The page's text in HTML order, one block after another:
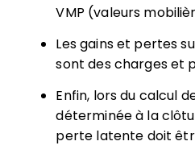
VMP (valeurs
Les gains et pertes
sont des charges et
Enfin, lors du calcul
déterminée à la
perte latente doit